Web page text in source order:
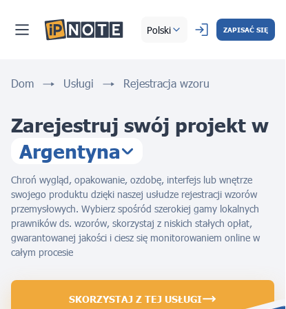
Polski ZAPISAĆ SIĘ
Dom Usługi Rejestracja wzoru
Zarejestruj swój projekt w
Argentyna
Chroń wygląd, opakowanie, ozdobę, interfejs lub wnętrze
swojego produktu dzięki naszej usłudze rejestracji wzorów
przemysłowych. Wybierz spośród szerokiej gamy lokalnych
prawników ds. wzorów, skorzystaj z niskich stałych opłat,
gwarantowanej jakości i ciesz się monitorowaniem online w
całym procesie
SKORZYSTAJ Z TEJ USŁUGI